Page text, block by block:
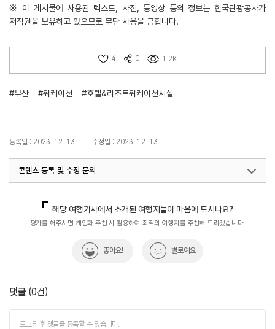
※ 이 게시물에 사용된 텍스트, 사진, 동영상 등의 정보는 한국관광공사가
저작권을 보유하고 있으므로 무단 사용을 금합니다.
4 0 1.2K
#부산 #워케이션 #호텔&리조트워케이션시설
등록일 : 2023. 12. 13. 수정일 : 2023. 12. 13.
콘텐츠 등록 및 수정 문의
해당 여행기사에서 소개된 여행지들이 마음에 드시나요?
평가를 해주시면 개인화 추천 시 활용하여 최적의 여행지를 추천해 드리겠습니다.
좋아요! 별로예요
댓글 (0건)